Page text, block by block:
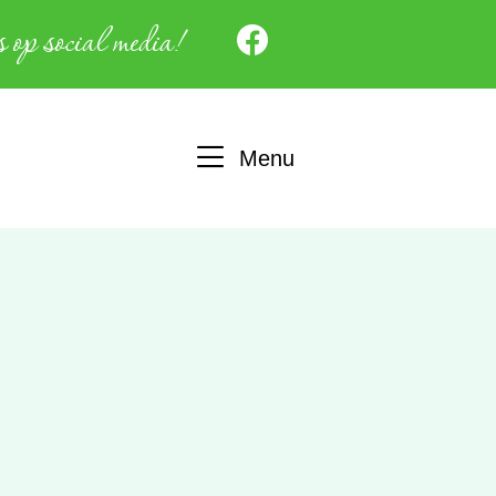
social media!
Menu